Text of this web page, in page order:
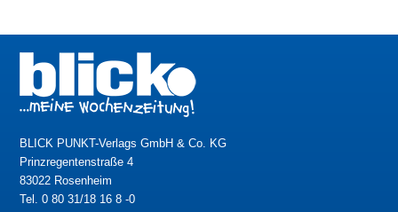
BLICK PUNKT-Verlags GmbH & Co. KG
Prinzregentenstraße 4
83022 Rosenheim
Tel. 0 80 31/18 16 8 -0